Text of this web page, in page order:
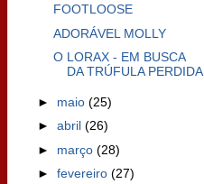
FOOTLOOSE
ADORÁVEL MOLLY
O LORAX - EM BUSCA
DA TRÚFULA PERDIDA
► maio (25)
► abril (26)
► março (28)
► fevereiro (27)